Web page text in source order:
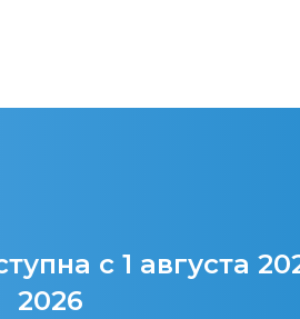
с 1 августа
2026